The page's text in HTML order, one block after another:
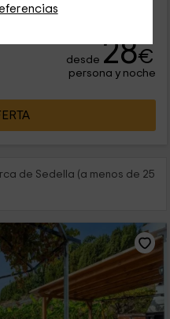
desde 28€
persona y noche
de Sedella (a menos de 25